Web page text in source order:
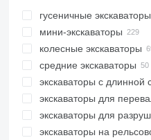
гусеничные экскаваторы
мини-экскаваторы
колесные экскаваторы
средние экскаваторы
экскаваторы с длинной
экскаваторы для
экскаваторы для
экскаваторы на